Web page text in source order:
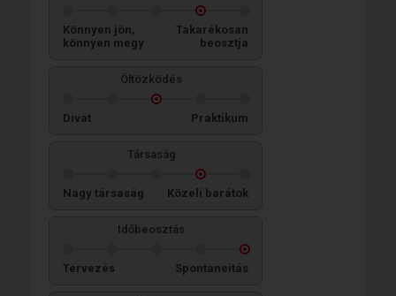
Könnyen jön,
könnyen megy
Takarékosan
beosztja
Öltözködés
Divat Praktikum
Társaság
Nagy társaság Közeli barátok
Időbeosztás
Tervezés Spontaneitás